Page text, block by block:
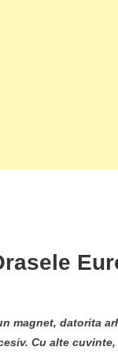
magnet, datorita
Cu alte